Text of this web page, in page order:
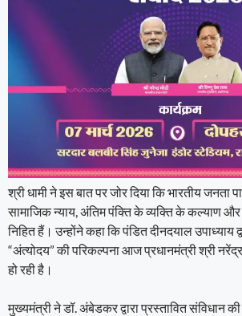
श्री धामी ने इस बात पर जोर दिया कि भारतीय जनता
सामाजिक न्याय, अंतिम पंक्ति के व्यक्ति के कल्याण और
निहित हैं। उन्होंने कहा कि पंडित दीनदयाल उपाध्याय
“अंत्योदय” की परिकल्पना आज प्रधानमंत्री श्री
हो रही है।
मुख्यमंत्री ने डॉ. अंबेडकर द्वारा प्रस्तावित संविधान